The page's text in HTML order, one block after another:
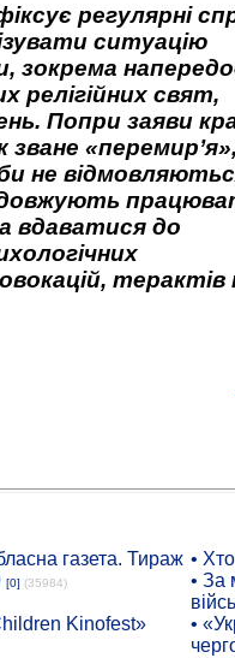
регулярні
ситуацію
зокрема
релігійних свят,
Попри заяви
не
вдаватися до
терактів
газета. Тираж
[0] (35984)
Kinofest»
•
• За
•